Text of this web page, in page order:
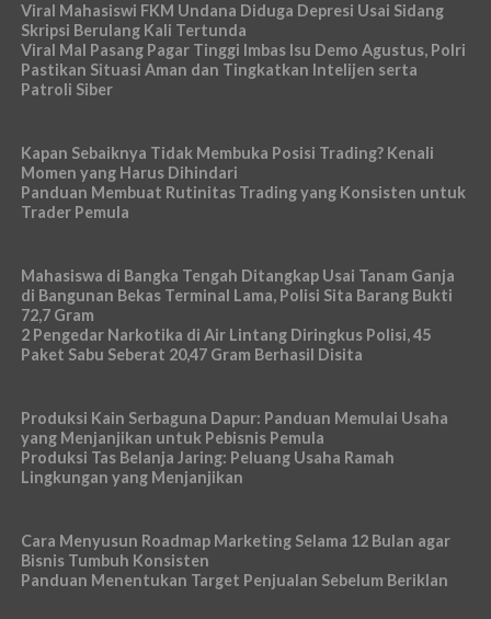
Viral Mahasiswi FKM Undana Diduga Depresi Usai Sidang
Skripsi Berulang Kali Tertunda
Viral Mal Pasang Pagar Tinggi Imbas Isu Demo Agustus, Polri
Pastikan Situasi Aman dan Tingkatkan Intelijen serta
Patroli Siber
Kapan Sebaiknya Tidak Membuka Posisi Trading? Kenali
Momen yang Harus Dihindari
Panduan Membuat Rutinitas Trading yang Konsisten untuk
Trader Pemula
Mahasiswa di Bangka Tengah Ditangkap Usai Tanam Ganja
di Bangunan Bekas Terminal Lama, Polisi Sita Barang Bukti
72,7 Gram
2 Pengedar Narkotika di Air Lintang Diringkus Polisi, 45
Paket Sabu Seberat 20,47 Gram Berhasil Disita
Produksi Kain Serbaguna Dapur: Panduan Memulai Usaha
yang Menjanjikan untuk Pebisnis Pemula
Produksi Tas Belanja Jaring: Peluang Usaha Ramah
Lingkungan yang Menjanjikan
Cara Menyusun Roadmap Marketing Selama 12 Bulan agar
Bisnis Tumbuh Konsisten
Panduan Menentukan Target Penjualan Sebelum Beriklan